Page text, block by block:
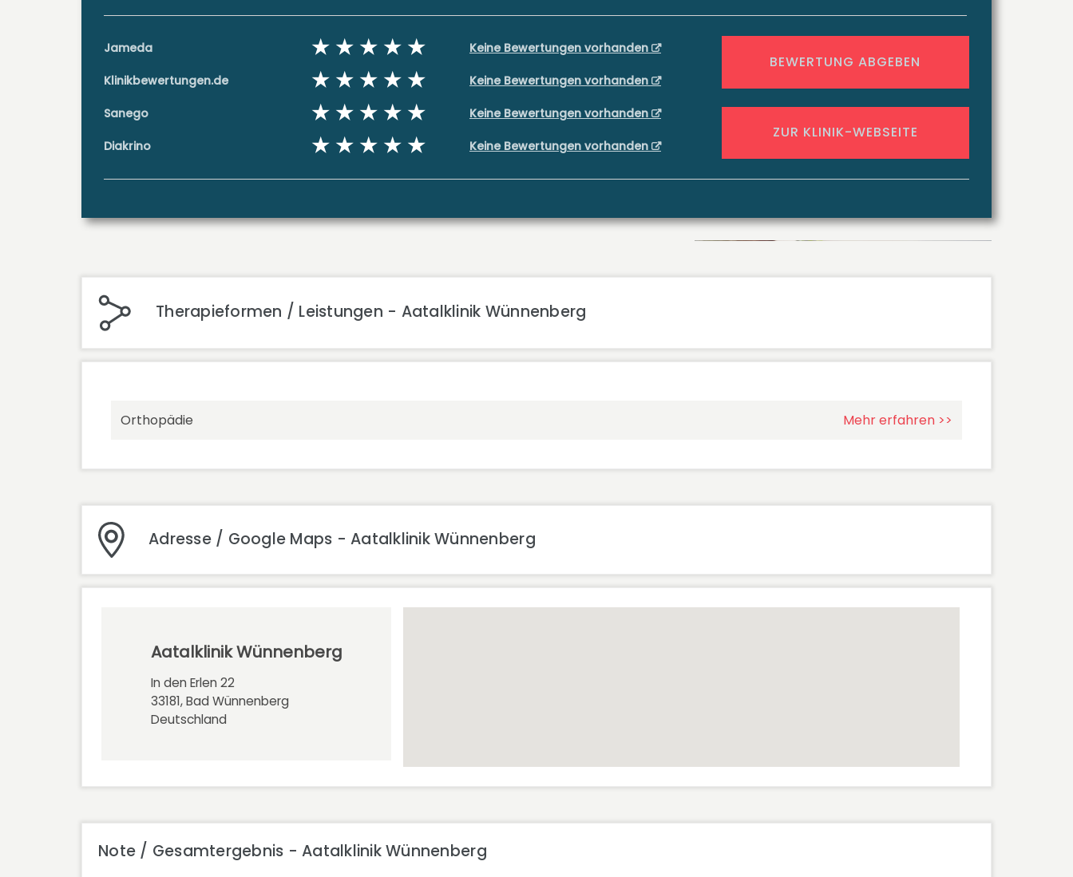
Jameda Keine Bewertungen vorhanden
Klinikbewertungen.de Keine Bewertungen vorhanden
Sanego Keine Bewertungen vorhanden
Diakrino Keine Bewertungen vorhanden
BEWERTUNG ABGEBEN
ZUR KLINIK-WEBSEITE
Therapieformen / Leistungen - Aatalklinik Wünnenberg
Orthopädie Mehr erfahren >>
Adresse / Google Maps - Aatalklinik Wünnenberg
Aatalklinik Wünnenberg
In den Erlen 22
33181, Bad Wünnenberg
Deutschland
Note / Gesamtergebnis - Aatalklinik Wünnenberg